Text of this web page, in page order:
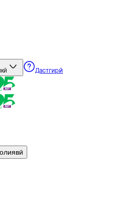
Дастгирӣ